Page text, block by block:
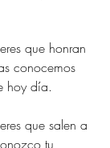
que honran
conocemos
hoy día.
que salen a
tu